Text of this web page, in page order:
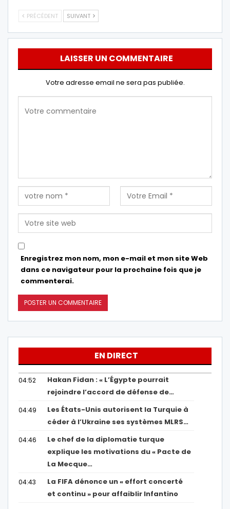
PRÉCÉDENT SUIVANT
LAISSER UN COMMENTAIRE
Votre adresse email ne sera pas publiée.
Enregistrez mon nom, mon e-mail et mon site Web
dans ce navigateur pour la prochaine fois que je
commenterai.
EN DIRECT
04:52
Hakan Fidan : « L’Égypte pourrait
rejoindre l’accord de défense de…
04:49
Les États-Unis autorisent la Turquie à
céder à l’Ukraine ses systèmes MLRS…
04:46
Le chef de la diplomatie turque
explique les motivations du « Pacte de
La Mecque…
04:43
La FIFA dénonce un « effort concerté
et continu » pour affaiblir Infantino